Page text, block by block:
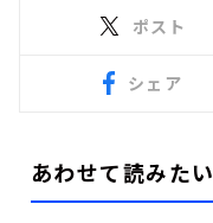
ポスト
シェア
あわせて読みたい